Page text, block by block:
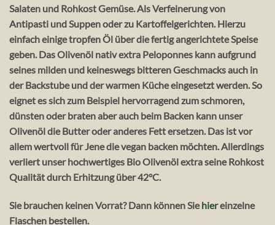
Salaten und Rohkost Gemüse. Als Verfeinerung von
Antipasti und Suppen oder zu Kartoffelgerichten. Hierzu
einfach einige tropfen Öl über die fertig angerichtete Speise
geben. Das Olivenöl nativ extra Peloponnes kann aufgrund
seines milden und keineswegs bitteren Geschmacks auch in
der Backstube und der warmen Küche eingesetzt werden. So
eignet es sich zum Beispiel hervorragend zum schmoren,
dünsten oder braten aber auch beim Backen kann unser
Olivenöl die Butter oder anderes Fett ersetzen. Das ist vor
allem wertvoll für Jene die vegan backen möchten. Allerdings
verliert unser hochwertiges Bio Olivenöl extra seine Rohkost
Qualität durch Erhitzung über 42°C.
Sie brauchen keinen Vorrat? Dann können Siehiereinzelne
Flaschen bestellen.